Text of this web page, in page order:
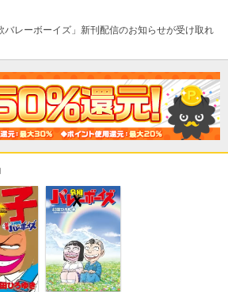
バレーボーイズ」新刊配信のお知らせが受け取れ